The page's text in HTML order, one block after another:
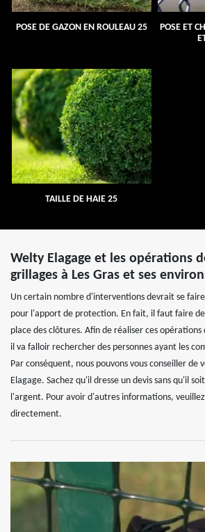
POSE DE GAZON EN ROULEAU 25
POSE ET
TAILLE DE HAIE 25
Welty Elagage et les opérations
grillages à Les Gras et ses
Un certain nombre d'interventions devrait se
pour l'apport de protection. En fait, il faut faire
place des clôtures. Afin de réaliser ces
il va falloir rechercher des personnes ayant les
Par conséquent, nous pouvons vous conseiller de
Elagage. Sachez qu'il dresse un devis sans qu'il
l'argent. Pour avoir d'autres informations,
directement.